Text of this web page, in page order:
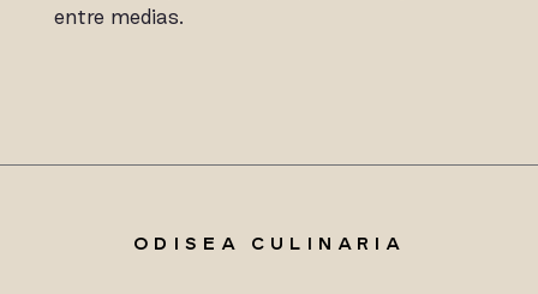
entre medias.
ODISEA CULINARIA